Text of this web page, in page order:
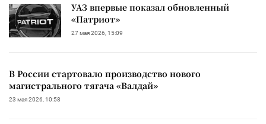
УАЗ впервые показал обновленный
«Патриот»
27 мая 2026, 15:09
В России стартовало производство нового
магистрального тягача «Валдай»
23 мая 2026, 10:58